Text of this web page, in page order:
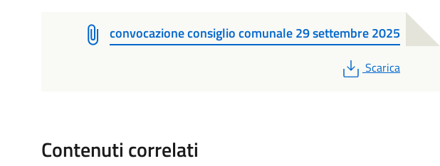
convocazione consiglio comunale 29 settembre 2025
PDF
Scarica
Contenuti correlati